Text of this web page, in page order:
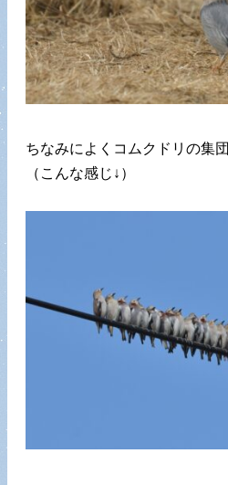
ちなみによくコムクドリの集
（こんな感じ↓）